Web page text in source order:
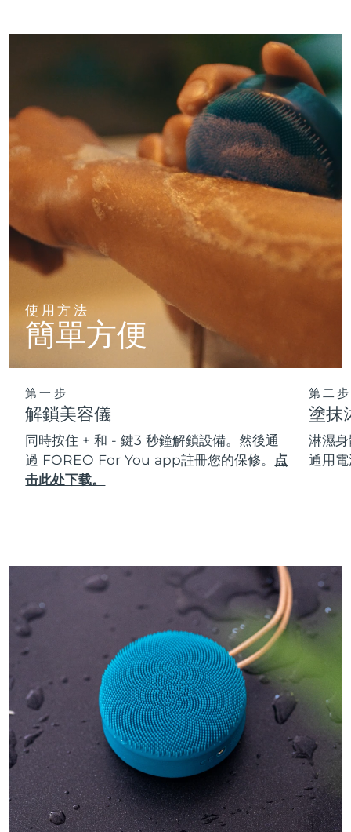
使用方法
簡單方便
第一步
解鎖美容儀
同時按住 + 和 - 鍵3 秒鐘解鎖設備。然後通
過 FOREO For You app註冊您的保修。 点
击此处下载。
第二步
塗抹
淋濕
通用
阿拉伯聯合大公國 預計送達日期8/10/26
預計送達日期 8/9/26
美國 預計送達日期8/10/26
烏茲別克 預計送達日期 8/14/26
預計送達日期8/15/26